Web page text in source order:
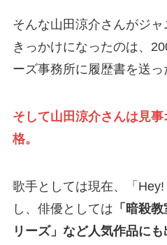
そんな山田涼介さんがジ
きっかけになったのは、
ーズ事務所に履歴書を送っ
そして山田涼介さんは見
格。
歌手としては現在、「
し、俳優としては 「暗殺
リーズ」など人気作品に